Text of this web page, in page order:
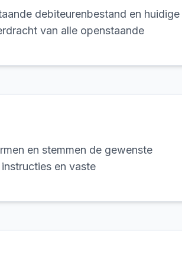
debiteurenbestand en huidige
van alle openstaande
en stemmen de gewenste
en vaste